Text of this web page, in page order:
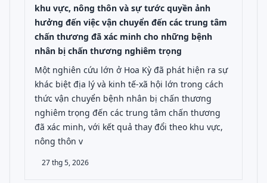
khu vực, nông thôn và sự tước quyền ảnh
hưởng đến việc vận chuyển đến các trung tâm
chấn thương đã xác minh cho những bệnh
nhân bị chấn thương nghiêm trọng
Một nghiên cứu lớn ở Hoa Kỳ đã phát hiện ra sự
khác biệt địa lý và kinh tế-xã hội lớn trong cách
thức vận chuyển bệnh nhân bị chấn thương
nghiêm trọng đến các trung tâm chấn thương
đã xác minh, với kết quả thay đổi theo khu vực,
nông thôn v
27 thg 5, 2026